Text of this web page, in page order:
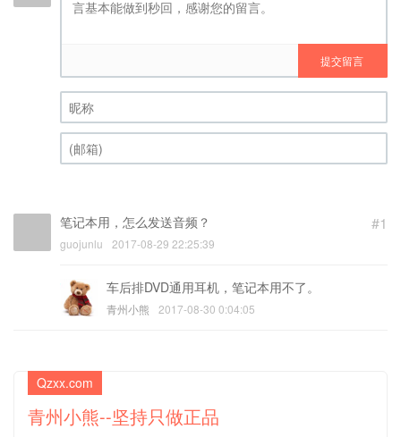
提交留言
昵称 (必填)
#1
笔记本用，怎么发送音频？
guojunlu 2017-08-29 22:25:39
车后排DVD通用耳机，笔记本用不了。
青州小熊 2017-08-30 0:04:05
Qzxx.com
青州小熊--坚持只做正品